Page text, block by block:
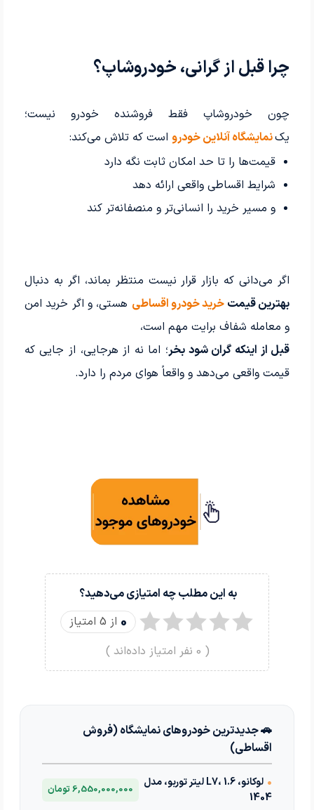
چرا قبل از گرانی، خودروشاپ؟
چون خودروشاپ فقط فروشنده خودرو نیست؛
یکنمایشگاه آنلاین خودرو است که تلاش می‌کند:
قیمت‌ها را تا حد امکان ثابت نگه دارد
شرایط اقساطی واقعی ارائه دهد
و مسیر خرید را انسانی‌تر و منصفانه‌تر کند
اگر می‌دانی که بازار قرار نیست منتظر بماند، اگر به دنبال
بهترین قیمت خرید خودرو اقساطی هستی، و اگر خرید امن
و معامله شفاف برایت مهم است،
قبل از اینکه گران شود بخر؛ اما نه از هرجایی، از جایی که
قیمت واقعی می‌دهد و واقعاً هوای مردم را دارد.
به این مطلب چه امتیازی می‌دهید؟
0 از 5 امتیاز
(
0 نفر امتیاز داده‌اند )
🚗 جدیدترین خودروهای نمایشگاه (فروش
اقساطی)
•
لوکانو، L7، 1.6 لیتر توربو، مدل
1404
6,550,000,000 تومان